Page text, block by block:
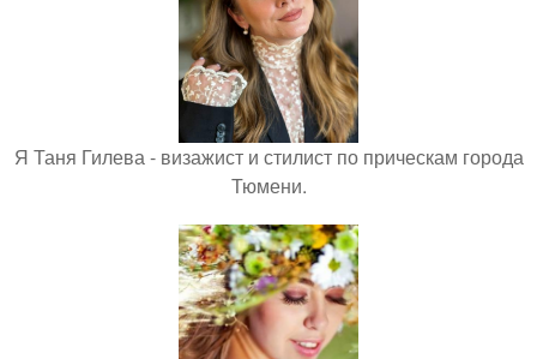
Я Таня Гилева - визажист и стилист по прическам города
Тюмени.